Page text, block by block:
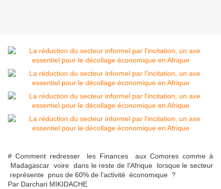
# Comment redresser les Finances aux Comores comme à
Madagascar voire dans le reste de l'Afrique lorsque le secteur
représente pnus de 60% de l'activité économique ?
Par Darchari MIKIDACHE